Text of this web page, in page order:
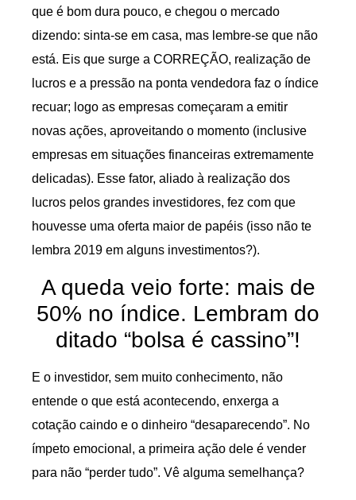
que é bom dura pouco, e chegou o mercado
dizendo: sinta-se em casa, mas lembre-se que não
está. Eis que surge a CORREÇÃO, realização de
lucros e a pressão na ponta vendedora faz o índice
recuar; logo as empresas começaram a emitir
novas ações, aproveitando o momento (inclusive
empresas em situações financeiras extremamente
delicadas). Esse fator, aliado à realização dos
lucros pelos grandes investidores, fez com que
houvesse uma oferta maior de papéis (isso não te
lembra 2019 em alguns investimentos?).
A queda veio forte: mais de
50% no índice. Lembram do
ditado “bolsa é cassino”!
E o investidor, sem muito conhecimento, não
entende o que está acontecendo, enxerga a
cotação caindo e o dinheiro “desaparecendo”. No
ímpeto emocional, a primeira ação dele é vender
para não “perder tudo”. Vê alguma semelhança?